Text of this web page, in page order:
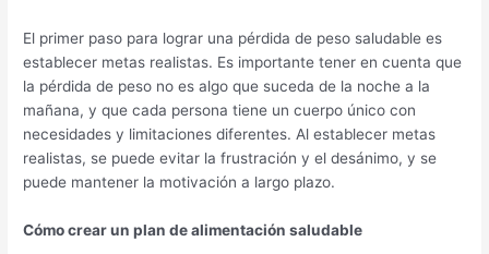
El primer paso para lograr una pérdida de peso saludable es
establecer metas realistas. Es importante tener en cuenta que
la pérdida de peso no es algo que suceda de la noche a la
mañana, y que cada persona tiene un cuerpo único con
necesidades y limitaciones diferentes. Al establecer metas
realistas, se puede evitar la frustración y el desánimo, y se
puede mantener la motivación a largo plazo.
Cómo crear un plan de alimentación saludable